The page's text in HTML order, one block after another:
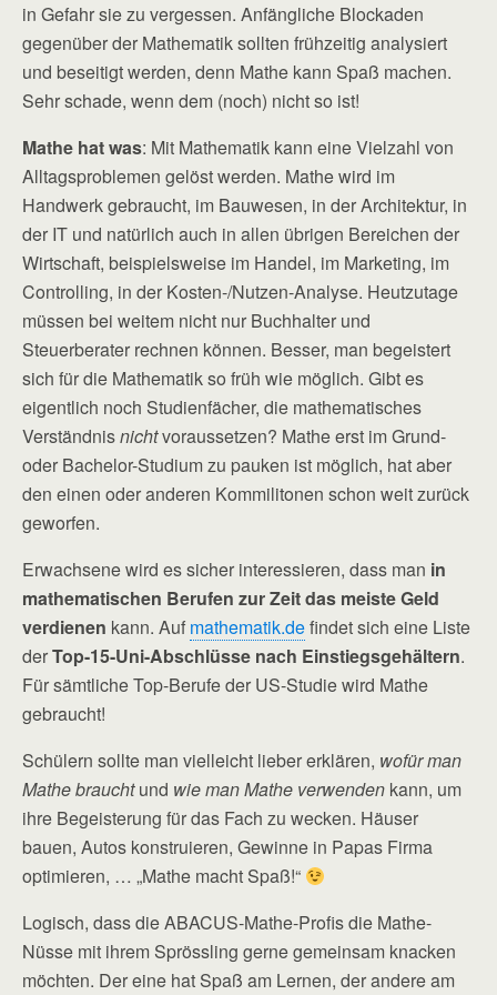
in Gefahr sie zu vergessen. Anfängliche Blockaden
gegenüber der Mathematik sollten frühzeitig analysiert
und beseitigt werden, denn Mathe kann Spaß machen.
Sehr schade, wenn dem (noch) nicht so ist!
Mathe hat was: Mit Mathematik kann eine Vielzahl von
Alltagsproblemen gelöst werden. Mathe wird im
Handwerk gebraucht, im Bauwesen, in der Architektur, in
der IT und natürlich auch in allen übrigen Bereichen der
Wirtschaft, beispielsweise im Handel, im Marketing, im
Controlling, in der Kosten-/Nutzen-Analyse. Heutzutage
müssen bei weitem nicht nur Buchhalter und
Steuerberater rechnen können. Besser, man begeistert
sich für die Mathematik so früh wie möglich. Gibt es
eigentlich noch Studienfächer, die mathematisches
Verständnisnichtvoraussetzen? Mathe erst im Grund-
oder Bachelor-Studium zu pauken ist möglich, hat aber
den einen oder anderen Kommilitonen schon weit zurück
geworfen.
Erwachsene wird es sicher interessieren, dass man in
mathematischen Berufen zur Zeit das meiste Geld
verdienen kann. Auf mathematik.defindet sich eine Liste
derTop-15-Uni-Abschlüsse nach Einstiegsgehältern.
Für sämtliche Top-Berufe der US-Studie wird Mathe
gebraucht!
Schülern sollte man vielleicht lieber erklären, wofür man
Mathe brauchtund wie man Mathe verwenden kann, um
ihre Begeisterung für das Fach zu wecken. Häuser
bauen, Autos konstruieren, Gewinne in Papas Firma
optimieren, … „Mathe macht Spaß!“
Logisch, dass die ABACUS-Mathe-Profis die Mathe-
Nüsse mit ihrem Sprössling gerne gemeinsam knacken
möchten. Der eine hat Spaß am Lernen, der andere am